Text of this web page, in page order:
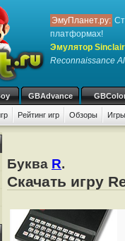
ЭмуПланет.ру:
платформах!
Эмулятор
Reconnaissance
GBAdvance
Рейтинг игр Обзоры
Буква R.
Скачать игру